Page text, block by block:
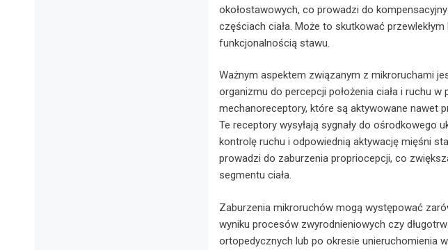
okołostawowych, co prowadzi do
częściach ciała. Może to skutkować
funkcjonalnością stawu.
Ważnym aspektem związanym z mikroruchami
organizmu do percepcji położenia ciała i ruchu
mechanoreceptory, które są aktywowane nawet
Te receptory wysyłają sygnały do ośrodkowego
kontrolę ruchu i odpowiednią aktywację mięśni
prowadzi do zaburzenia propriocepcji, co
segmentu ciała.
Zaburzenia mikroruchów mogą występować
wyniku procesów zwyrodnieniowych czy
ortopedycznych lub po okresie unieruchomienia